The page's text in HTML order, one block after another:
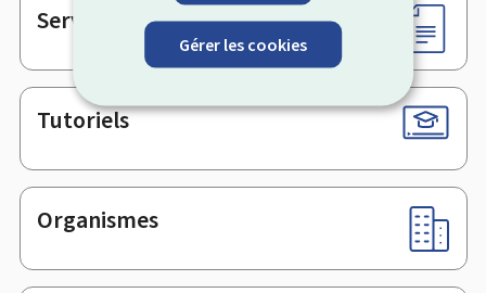
Gérer les cookies
Services en ligne & Formulaires
Tutoriels
Organismes